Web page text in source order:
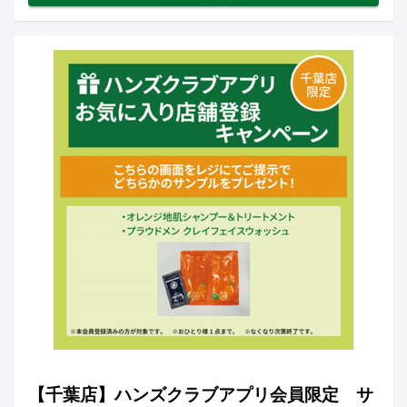
【千葉店】ハンズクラブアプリ会員限定 サ